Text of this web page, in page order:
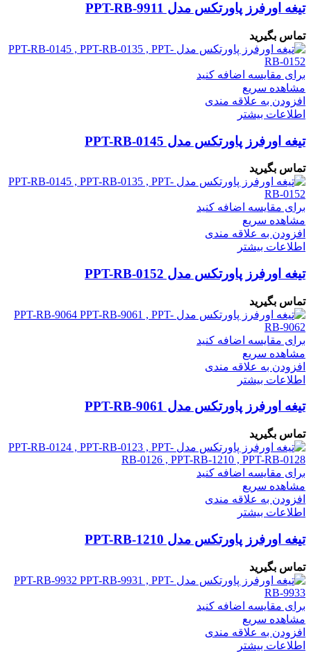
تیغه اورفرز پاورتکس مدل PPT-RB-9911
تماس بگیرید
برای مقایسه اضافه کنید
مشاهده سریع
افزودن به علاقه مندی
اطلاعات بیشتر
تیغه اورفرز پاورتکس مدل PPT-RB-0145
تماس بگیرید
برای مقایسه اضافه کنید
مشاهده سریع
افزودن به علاقه مندی
اطلاعات بیشتر
تیغه اورفرز پاورتکس مدل PPT-RB-0152
تماس بگیرید
برای مقایسه اضافه کنید
مشاهده سریع
افزودن به علاقه مندی
اطلاعات بیشتر
تیغه اورفرز پاورتکس مدل PPT-RB-9061
تماس بگیرید
برای مقایسه اضافه کنید
مشاهده سریع
افزودن به علاقه مندی
اطلاعات بیشتر
تیغه اورفرز پاورتکس مدل PPT-RB-1210
تماس بگیرید
برای مقایسه اضافه کنید
مشاهده سریع
افزودن به علاقه مندی
اطلاعات بیشتر